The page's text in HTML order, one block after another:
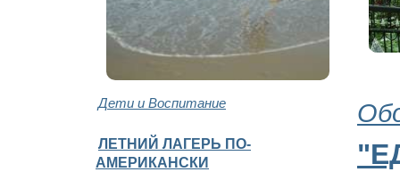
Дети и Воспитание
ЛЕТНИЙ ЛАГЕРЬ ПО-
АМЕРИКАНСКИ